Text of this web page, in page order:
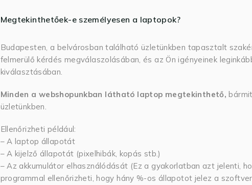
Megtekinthetőek-e személyesen a laptopok?
Budapesten, a belvárosban található üzletünkben tapasztalt
felmerülő kérdés megválaszolásában, és az Ön igényeinek
kiválasztásában.
Minden a webshopunkban látható laptop megtekinthető,
üzletünkben.
Ellenőrizheti például:
– A laptop állapotát
– A kijelző állapotát (pixelhibák, kopás stb.)
– Az akkumulátor elhasználódását (Ez a gyakorlatban azt jelenti,
programmal ellenőrizheti, hogy hány %-os állapotot jelez a